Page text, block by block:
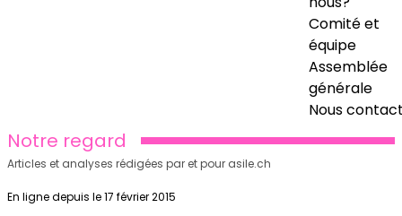
Comité et
équipe
Assemblée
générale
Nous
Notre regard
Articles et analyses rédigées par et pour asile.ch
En ligne depuis le 17 février 2015